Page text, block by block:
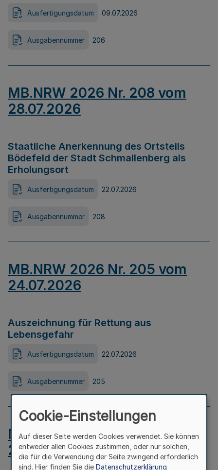
Ausfertigungsdatum 09.07.2026
Ausgabennummer 206
MB.NRW 2026 Nr. 208 vom
28.07.2026
Staatliche Anerkennung des Ortsteils
Bödefeld der Stadt Schmallenberg als
Erholungsort
Ausfertigungsdatum 22.07.2026
Ausgabennummer 208
MB.NRW 2026 Nr. 205 vom
24.07.2026
Auszeichnung für Rettung aus
Lebensgefahr
Ausfertigungsdatum 22.07.2026
Ausgabennummer 205
MB.NRW 2026 Nr. 204 vom
24.07.2026
Cookie-Einstellungen
Auf dieser Seite werden Cookies verwendet. Sie können
entweder allen Cookies zustimmen, oder nur solchen,
die für die Verwendung der Seite zwingend erforderlich
sind. Hier finden Sie die Datenschutzerklärung